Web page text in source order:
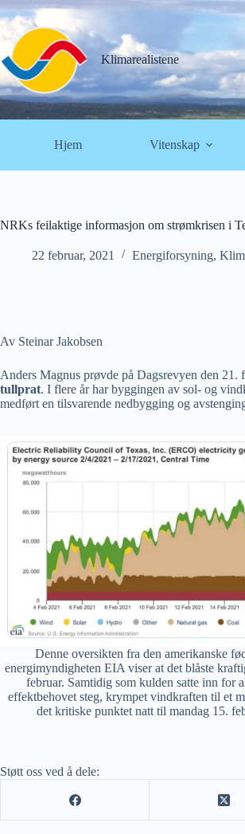
Hopp
til
innholdet
Klimarealistene
Hjem Vitenskap
NRKs feilaktige informasjon om strømkrisen i
22 februar, 2021 Energiforsyning,
Av Steinar Jakobsen
Anders Magnus prøvde på Dagsrevyen den
tullprat. I flere år har byggingen av sol- og
medført en tilsvarende nedbygging og
Denne oversikten fra den amerikanske
energimyndigheten EIA viser at det blåste
februar. Samtidig som kulden satte inn for
effektbehovet steg, krympet vindkraften til et
det kritiske punktet natt til mandag 15.
Støtt oss ved å dele: